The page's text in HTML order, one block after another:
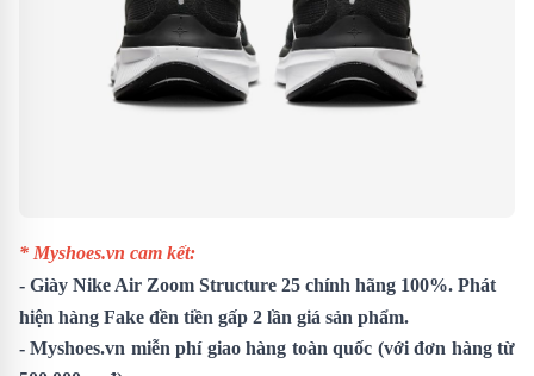
* Myshoes.vn cam kết:
- Giày Nike Air Zoom Structure 25 chính hãng 100%. Phát
hiện hàng Fake đền tiền gấp 2 lần giá sản phẩm.
- Myshoes.vn miễn phí giao hàng toàn quốc (với đơn hàng từ